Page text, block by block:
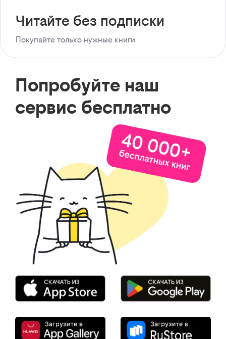
Читайте без подписки
Покупайте только нужные книги
Попробуйте наш
сервис бесплатно